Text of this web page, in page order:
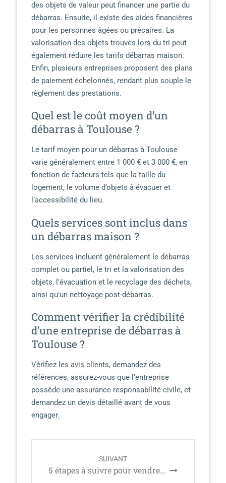
des objets de valeur peut financer une partie du
débarras. Ensuite, il existe des aides financières
pour les personnes âgées ou précaires. La
valorisation des objets trouvés lors du tri peut
également réduire les tarifs débarras maison.
Enfin, plusieurs entreprises proposent des plans
de paiement échelonnés, rendant plus souple le
règlement des prestations.
Quel est le coût moyen d’un
débarras à Toulouse ?
Le tarif moyen pour un débarras à Toulouse
varie généralement entre 1 000 € et 3 000 €, en
fonction de facteurs tels que la taille du
logement, le volume d’objets à évacuer et
l’accessibilité du lieu.
Quels services sont inclus dans
un débarras maison ?
Les services incluent généralement le débarras
complet ou partiel, le tri et la valorisation des
objets, l’évacuation et le recyclage des déchets,
ainsi qu’un nettoyage post-débarras.
Comment vérifier la crédibilité
d’une entreprise de débarras à
Toulouse ?
Vérifiez les avis clients, demandez des
références, assurez-vous que l’entreprise
possède une assurance responsabilité civile, et
demandez un devis détaillé avant de vous
engager.
SUIVANT
5 étapes à suivre pour vendre...